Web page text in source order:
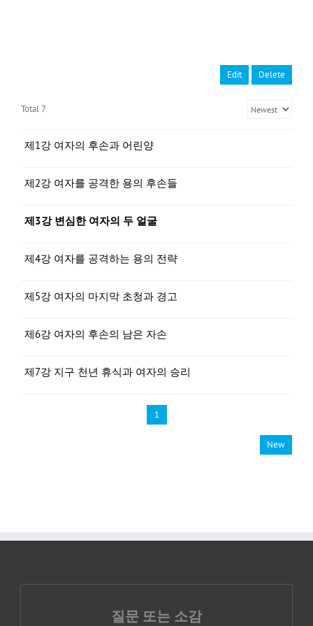
Edit Delete
Total 7
제1강 여자의 후손과 어린양
제2강 여자를 공격한 용의 후손들
제3강 변심한 여자의 두 얼굴
제4강 여자를 공격하는 용의 전략
제5강 여자의 마지막 초청과 경고
제6강 여자의 후손의 남은 자손
제7강 지구 천년 휴식과 여자의 승리
1
New
질문 또는 소감